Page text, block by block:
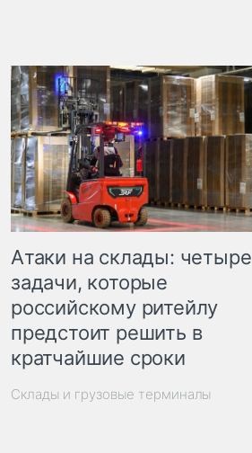
Атаки на склады: четыре
задачи, которые
российскому ритейлу
предстоит решить в
кратчайшие сроки
Склады и грузовые терминалы